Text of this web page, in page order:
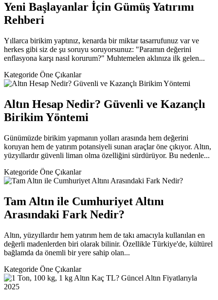
Yeni Başlayanlar İçin Gümüş Yatırımı
Rehberi
Yıllarca birikim yaptınız, kenarda bir miktar tasarrufunuz var ve
herkes gibi siz de şu soruyu soruyorsunuz: "Paramın değerini
enflasyona karşı nasıl korurum?" Muhtemelen aklınıza ilk gelen...
Kategoride Öne Çıkanlar
Altın Hesap Nedir? Güvenli ve Kazançlı
Birikim Yöntemi
Günümüzde birikim yapmanın yolları arasında hem değerini
koruyan hem de yatırım potansiyeli sunan araçlar öne çıkıyor. Altın,
yüzyıllardır güvenli liman olma özelliğini sürdürüyor. Bu nedenle...
Kategoride Öne Çıkanlar
Tam Altın ile Cumhuriyet Altını
Arasındaki Fark Nedir?
Altın, yüzyıllardır hem yatırım hem de takı amacıyla kullanılan en
değerli madenlerden biri olarak bilinir. Özellikle Türkiye'de, kültürel
bağlamda da önemli bir yere sahip olan...
Kategoride Öne Çıkanlar